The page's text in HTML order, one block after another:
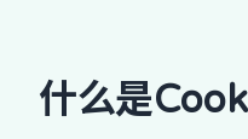
什么是